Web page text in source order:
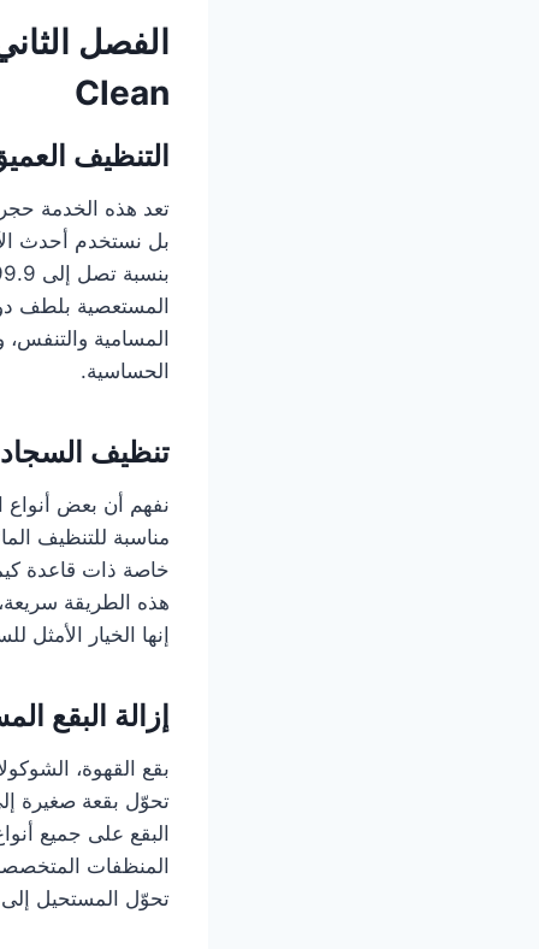
الفصل
Clean
التنظيف
تعد هذه الخدمة
بل نستخدم أحدث
المستعصية بلطف
المسامية والتنفس،
الحساسية.
تنظيف
نفهم أن بعض أنواع
مناسبة للتنظيف
خاصة ذات قاعدة
هذه الطريقة
إنها الخيار
إزالة البقع
بقع القهوة،
تحوّل بقعة صغيرة
البقع على جميع
المنظفات المتخصصة
تحوّل المستحيل إلى